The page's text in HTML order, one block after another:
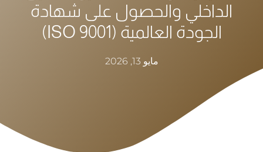
الداخلي والحصول على شهادة
الجودة العالمية (ISO 9001)
مايو 13, 2026